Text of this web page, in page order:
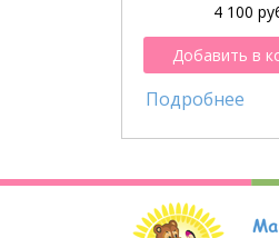
4 100
Добавить в
Подробнее